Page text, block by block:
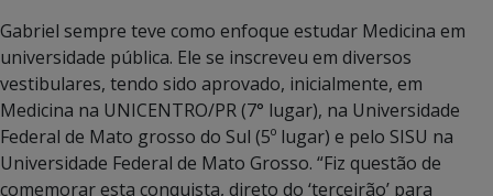
Gabriel sempre teve como enfoque estudar Medicina em
universidade pública. Ele se inscreveu em diversos
vestibulares, tendo sido aprovado, inicialmente, em
Medicina na UNICENTRO/PR (7° lugar), na Universidade
Federal de Mato grosso do Sul (5º lugar) e pelo SISU na
Universidade Federal de Mato Grosso. “Fiz questão de
comemorar esta conquista, direto do ‘terceirão’ para